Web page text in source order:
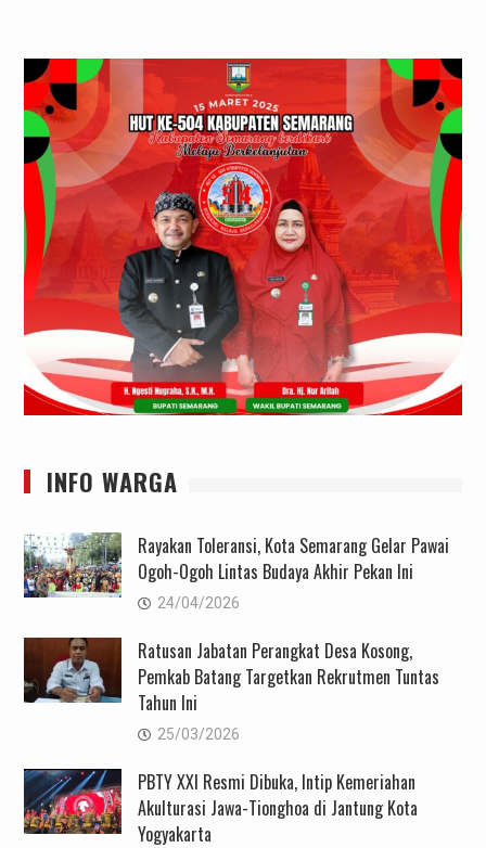
INFO WARGA
Rayakan Toleransi, Kota Semarang Gelar Pawai
Ogoh-Ogoh Lintas Budaya Akhir Pekan Ini
24/04/2026
Ratusan Jabatan Perangkat Desa Kosong,
Pemkab Batang Targetkan Rekrutmen Tuntas
Tahun Ini
25/03/2026
PBTY XXI Resmi Dibuka, Intip Kemeriahan
Akulturasi Jawa-Tionghoa di Jantung Kota
Yogyakarta